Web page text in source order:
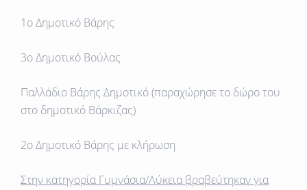
1o Δημοτικό Βάρης
3ο Δημοτικό Βούλας
Παλλάδιο Βάρης Δημοτικό (παραχώρησε το δώρο του
στο δημοτικό Βάρκιζας)
2ο Δημοτικό Βάρης με κλήρωση
Στην κατηγορία Γυμνάσια/Λύκεια βραβεύτηκαν για